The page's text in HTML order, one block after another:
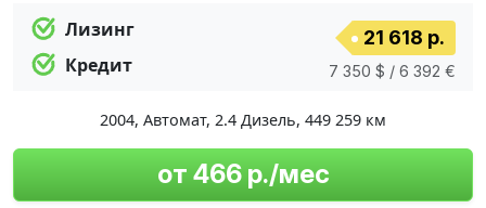
Лизинг
Кредит
21 618 р.
7 350 $ / 6 392 €
2004, Автомат, 2.4 Дизель, 449 259 км
от 466 р./мес